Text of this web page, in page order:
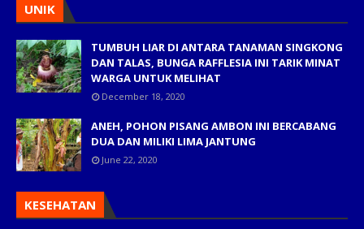
UNIK
TUMBUH LIAR DI ANTARA TANAMAN SINGKONG
DAN TALAS, BUNGA RAFFLESIA INI TARIK MINAT
WARGA UNTUK MELIHAT
December 18, 2020
ANEH, POHON PISANG AMBON INI BERCABANG
DUA DAN MILIKI LIMA JANTUNG
June 22, 2020
KESEHATAN